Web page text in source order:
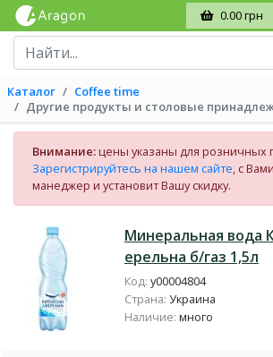
0.00 грн
Каталог
Coffee time
Другие продукты и столовые
Внимание:цены указаны для розничных
Зарегистрируйтесь на нашем сайте, с
манеджер и установит Вашу скидку.
Минеральная вода
ерельна б/газ 1,5л
Код: у00004804
Страна: Украина
Наличие: много